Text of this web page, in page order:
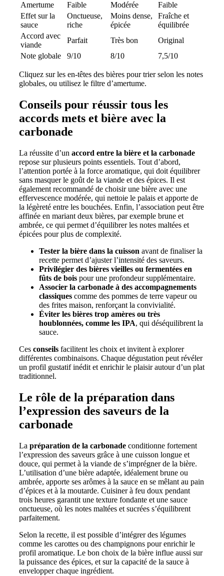
Amertume
Faible Modérée
Faible
Effet sur la
sauce
Onctueuse,
riche
Moins dense,
épicée
Fraîche et
équilibrée
Accord avec
viande
Parfait Très bon
Original
Note globale
9/10 8/10 7,5/10
Cliquez sur les en-têtes des bières pour trier selon les notes
globales, ou utilisez le filtre d’amertume.
Conseils pour réussir tous les
accords mets et bière avec la
carbonade
La réussite d’un accord entre la bière et la carbonade
repose sur plusieurs points essentiels. Tout d’abord,
l’attention portée à la force aromatique, qui doit équilibrer
sans masquer le goût de la viande et des épices. Il est
également recommandé de choisir une bière avec une
effervescence modérée, qui nettoie le palais et apporte de
la légèreté entre les bouchées. Enfin, l’association peut être
affinée en mariant deux bières, par exemple brune et
ambrée, ce qui permet d’équilibrer les notes maltées et
épicées pour plus de complexité.
Tester la bière dans la cuisson avant de finaliser la
recette permet d’ajuster l’intensité des saveurs.
Privilégier des bières vieilles ou fermentées en
fûts de bois pour une profondeur supplémentaire.
Associer la carbonade à des accompagnements
classiques comme des pommes de terre vapeur ou
des frites maison, renforçant la convivialité.
Éviter les bières trop amères ou très
houblonnées, comme les IPA, qui déséquilibrent la
sauce.
Ces conseils facilitent les choix et invitent à explorer
différentes combinaisons. Chaque dégustation peut révéler
un profil gustatif inédit et enrichir le plaisir autour d’un plat
traditionnel.
Le rôle de la préparation dans
l’expression des saveurs de la
carbonade
La préparation de la carbonade conditionne fortement
l’expression des saveurs grâce à une cuisson longue et
douce, qui permet à la viande de s’imprégner de la bière.
L’utilisation d’une bière adaptée, idéalement brune ou
ambrée, apporte ses arômes à la sauce en se mêlant au pain
d’épices et à la moutarde. Cuisiner à feu doux pendant
trois heures garantit une texture fondante et une sauce
onctueuse, où les notes maltées et sucrées s’équilibrent
parfaitement.
Selon la recette, il est possible d’intégrer des légumes
comme les carottes ou des champignons pour enrichir le
profil aromatique. Le bon choix de la bière influe aussi sur
la puissance des épices, et sur la capacité de la sauce à
envelopper chaque ingrédient.